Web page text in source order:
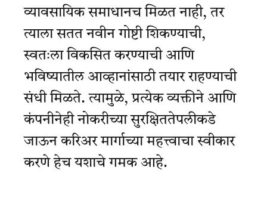
व्यावसायिक समाधानच मिळत नाही, तर
त्याला सतत नवीन गोष्टी शिकण्याची,
स्वतःला विकसित करण्याची आणि
भविष्यातील आव्हानांसाठी तयार राहण्याची
संधी मिळते. त्यामुळे, प्रत्येक व्यक्तीने आणि
कंपनीनेही नोकरीच्या सुरक्षिततेपलीकडे
जाऊन करिअर मार्गाच्या महत्त्वाचा स्वीकार
करणे हेच यशाचे गमक आहे.